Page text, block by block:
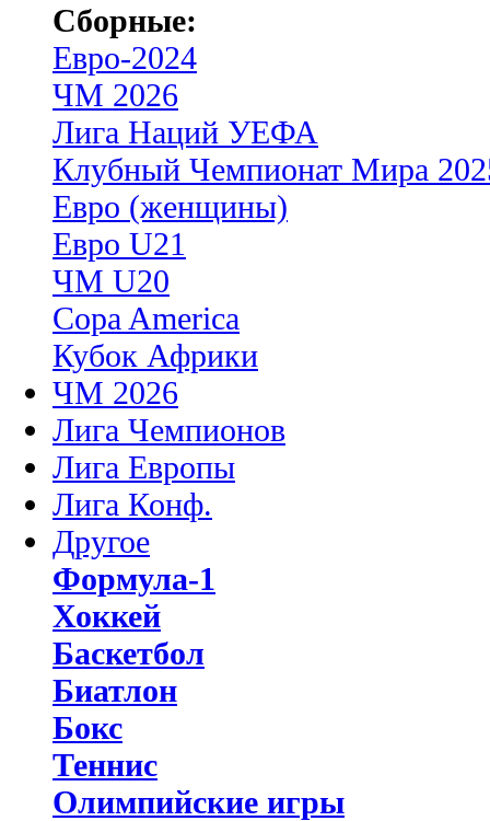
Сборные:
Евро-2024
ЧМ 2026
Лига Наций УЕФА
Клубный Чемпионат Мира
Евро (женщины)
Евро U21
ЧМ U20
Copa America
Кубок Африки
ЧМ 2026
Лига Чемпионов
Лига Европы
Лига Конф.
Другое
Формула-1
Хоккей
Баскетбол
Биатлон
Бокс
Теннис
Олимпийские игры